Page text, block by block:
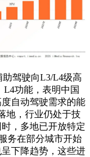
驾驶向L3/L4级高
L4功能，表明中国
自动驾驶需求的能
地，行业仍处于技
，多地已开放特定
务在部分城市开始
下降趋势，这些进